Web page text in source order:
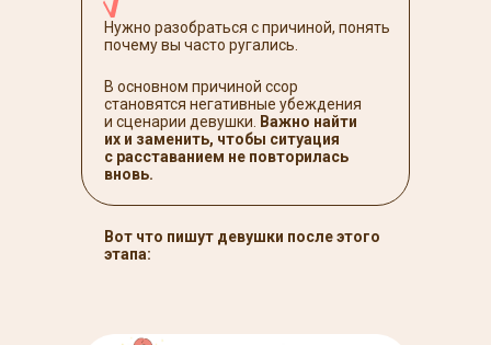
Нужно разобраться с причиной, понять
почему вы часто ругались.
Вот что пишут девушки после этого
этапа:
В основном причиной ссор
становятся негативные убеждения
и сценарии девушки.
Важно найти
их и заменить, чтобы ситуация
с расставанием не повторилась
вновь.